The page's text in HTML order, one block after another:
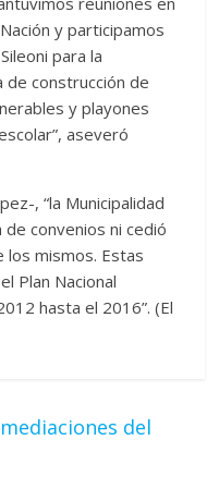
y participamos
para la
construcción de
y playones
aseveró
, “la Municipalidad
convenios ni cedió
los mismos. Estas
Plan Nacional
hasta el 2016”. (El
del